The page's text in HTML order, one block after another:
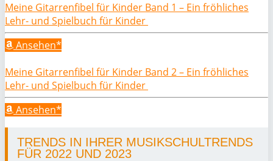
Meine Gitarrenfibel für Kinder Band 1 – Ein fröhliches
Lehr- und Spielbuch für Kinder
Ansehen*
Meine Gitarrenfibel für Kinder Band 2 – Ein fröhliches
Lehr- und Spielbuch für Kinder
Ansehen*
TRENDS IN IHRER MUSIKSCHULTRENDS
FÜR 2022 UND 2023